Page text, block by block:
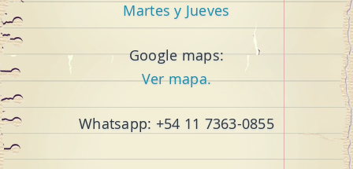
Martes y Jueves
Google maps:
Ver mapa.
Whatsapp: +54 11 7363-0855